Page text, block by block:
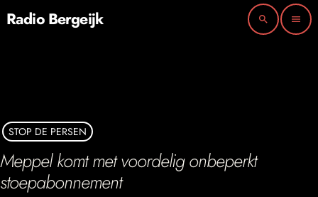
Radio Bergeijk search menu
STOP DE PERSEN
Meppel komt met voordelig onbeperkt
stoepabonnement